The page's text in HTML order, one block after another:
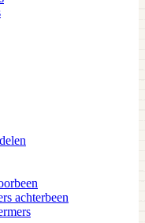
achterbeen